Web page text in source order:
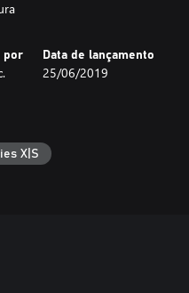
por Data de lançamento
25/06/2019
X|S